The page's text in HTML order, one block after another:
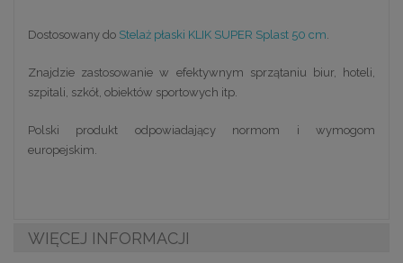
Dostosowany do Stelaż płaski KLIK SUPER Splast 50 cm
Znajdzie zastosowanie w efektywnym sprzątaniu biur, hoteli,
szpitali, szkół, obiektów sportowych itp.
Polski produkt odpowiadający normom i wymogom
europejskim.
WIĘCEJ INFORMACJI